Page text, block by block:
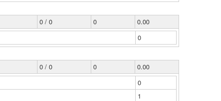
0 / 0 0
0.00
0
0 / 0 0
0.00
0
1